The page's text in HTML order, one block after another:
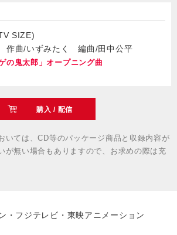
SIZE)
曲/いずみたく 編曲/田中公平
の鬼太郎」オープニング曲
購入 / 配信
いては、CD等のパッケージ商品と収録内容が
が無い場合もありますので、お求めの際は充
・フジテレビ・東映アニメーション